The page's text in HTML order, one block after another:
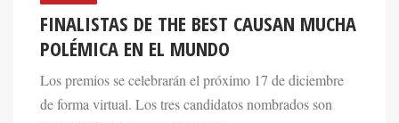
POLÉMICA EN EL MUNDO
Los premios se celebrarán el próximo 17 de diciembre
de forma virtual. Los tres candidatos nombrados son
Messi, Cristiano y Lewandowski.